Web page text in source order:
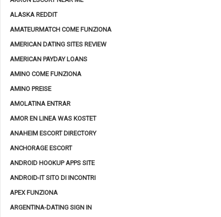
ALASKA REDDIT
AMATEURMATCH COME FUNZIONA
AMERICAN DATING SITES REVIEW
AMERICAN PAYDAY LOANS
AMINO COME FUNZIONA
AMINO PREISE
AMOLATINA ENTRAR
AMOR EN LINEA WAS KOSTET
ANAHEIM ESCORT DIRECTORY
ANCHORAGE ESCORT
ANDROID HOOKUP APPS SITE
ANDROID-IT SITO DI INCONTRI
APEX FUNZIONA
ARGENTINA-DATING SIGN IN